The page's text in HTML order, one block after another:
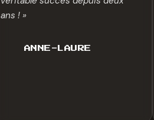
ans ! »
ANNE-LAURE